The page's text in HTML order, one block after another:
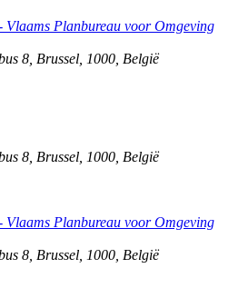
Vlaams Planbureau voor Omgeving
8 Brussel 1000 België
8 Brussel 1000 België
Vlaams Planbureau voor Omgeving
8 Brussel 1000 België